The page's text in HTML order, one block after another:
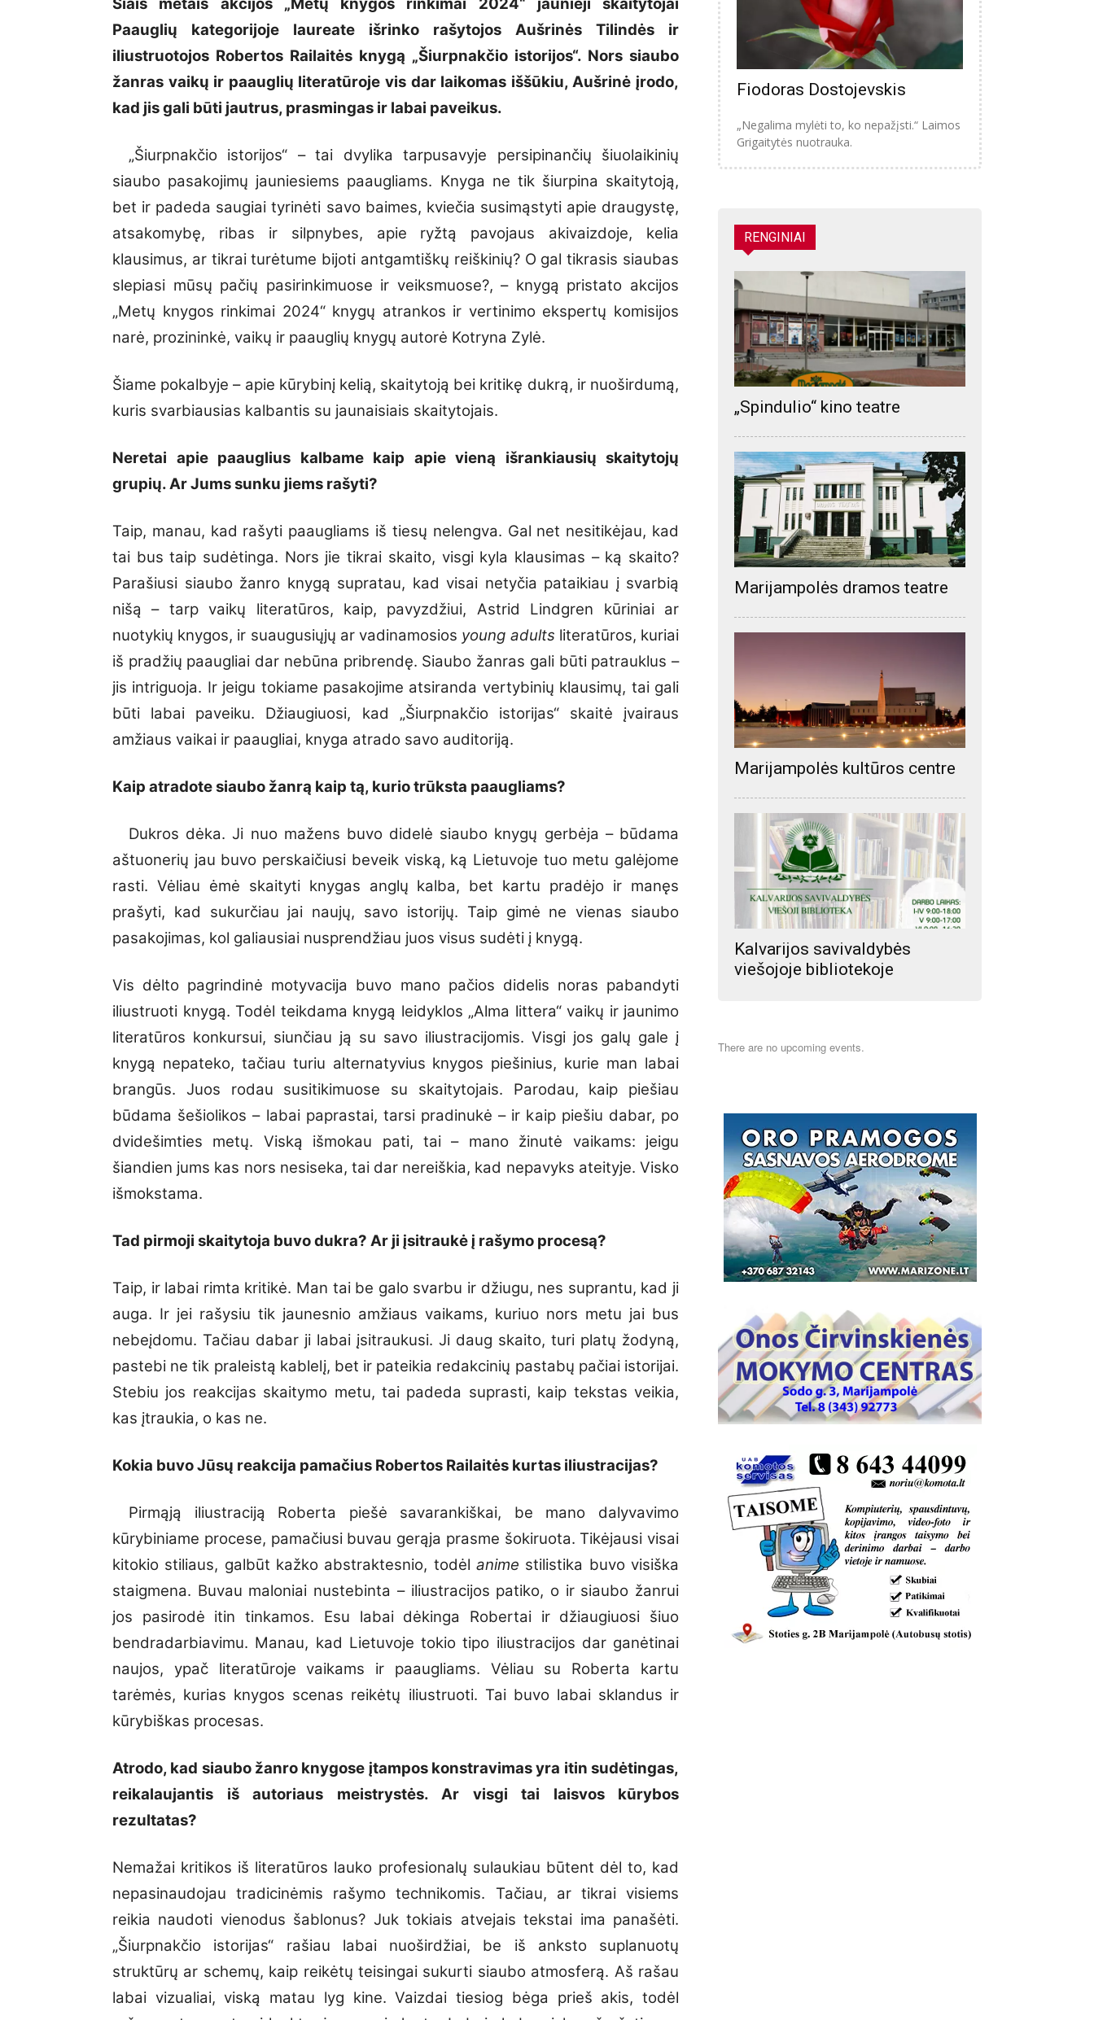
Paauglių kategorijoje laureate išrinko rašytojos Aušrinės Tilindės ir
iliustruotojos Robertos Railaitės knygą „Šiurpnakčio istorijos“. Nors siaubo
žanras vaikų ir paauglių literatūroje vis dar laikomas iššūkiu, Aušrinė įrodo,
kad jis gali būti jautrus, prasmingas ir labai paveikus.
„Šiurpnakčio istorijos“ – tai dvylika tarpusavyje persipinančių šiuolaikinių
siaubo pasakojimų jauniesiems paaugliams. Knyga ne tik šiurpina skaitytoją,
bet ir padeda saugiai tyrinėti savo baimes, kviečia susimąstyti apie draugystę,
atsakomybę, ribas ir silpnybes, apie ryžtą pavojaus akivaizdoje, kelia
klausimus, ar tikrai turėtume bijoti antgamtiškų reiškinių? O gal tikrasis siaubas
slepiasi mūsų pačių pasirinkimuose ir veiksmuose?, – knygą pristato akcijos
„Metų knygos rinkimai 2024“ knygų atrankos ir vertinimo ekspertų komisijos
narė, prozininkė, vaikų ir paauglių knygų autorė Kotryna Zylė.
Šiame pokalbyje – apie kūrybinį kelią, skaitytoją bei kritikę dukrą, ir nuoširdumą,
kuris svarbiausias kalbantis su jaunaisiais skaitytojais.
Neretai apie paauglius kalbame kaip apie vieną išrankiausių skaitytojų
grupių. Ar Jums sunku jiems rašyti?
Taip, manau, kad rašyti paaugliams iš tiesų nelengva. Gal net nesitikėjau, kad
tai bus taip sudėtinga. Nors jie tikrai skaito, visgi kyla klausimas – ką skaito?
Parašiusi siaubo žanro knygą supratau, kad visai netyčia pataikiau į svarbią
nišą – tarp vaikų literatūros, kaip, pavyzdžiui, Astrid Lindgren kūriniai ar
nuotykių knygos, ir suaugusiųjų ar vadinamosios young adults literatūros, kuriai
iš pradžių paaugliai dar nebūna pribrendę. Siaubo žanras gali būti patrauklus –
jis intriguoja. Ir jeigu tokiame pasakojime atsiranda vertybinių klausimų, tai gali
būti labai paveiku. Džiaugiuosi, kad „Šiurpnakčio istorijas“ skaitė įvairaus
amžiaus vaikai ir paaugliai, knyga atrado savo auditoriją.
Kaip atradote siaubo žanrą kaip tą, kurio trūksta paaugliams?
Dukros dėka. Ji nuo mažens buvo didelė siaubo knygų gerbėja – būdama
aštuonerių jau buvo perskaičiusi beveik viską, ką Lietuvoje tuo metu galėjome
rasti. Vėliau ėmė skaityti knygas anglų kalba, bet kartu pradėjo ir manęs
prašyti, kad sukurčiau jai naujų, savo istorijų. Taip gimė ne vienas siaubo
pasakojimas, kol galiausiai nusprendžiau juos visus sudėti į knygą.
Vis dėlto pagrindinė motyvacija buvo mano pačios didelis noras pabandyti
iliustruoti knygą. Todėl teikdama knygą leidyklos „Alma littera“ vaikų ir jaunimo
literatūros konkursui, siunčiau ją su savo iliustracijomis. Visgi jos galų gale į
knygą nepateko, tačiau turiu alternatyvius knygos piešinius, kurie man labai
brangūs. Juos rodau susitikimuose su skaitytojais. Parodau, kaip piešiau
būdama šešiolikos – labai paprastai, tarsi pradinukė – ir kaip piešiu dabar, po
dvidešimties metų. Viską išmokau pati, tai – mano žinutė vaikams: jeigu
šiandien jums kas nors nesiseka, tai dar nereiškia, kad nepavyks ateityje. Visko
išmokstama.
Tad pirmoji skaitytoja buvo dukra? Ar ji įsitraukė į rašymo procesą?
Taip, ir labai rimta kritikė. Man tai be galo svarbu ir džiugu, nes suprantu, kad ji
auga. Ir jei rašysiu tik jaunesnio amžiaus vaikams, kuriuo nors metu jai bus
nebeįdomu. Tačiau dabar ji labai įsitraukusi. Ji daug skaito, turi platų žodyną,
pastebi ne tik praleistą kablelį, bet ir pateikia redakcinių pastabų pačiai istorijai.
Stebiu jos reakcijas skaitymo metu, tai padeda suprasti, kaip tekstas veikia,
kas įtraukia, o kas ne.
Kokia buvo Jūsų reakcija pamačius Robertos Railaitės kurtas iliustracijas?
Pirmąją iliustraciją Roberta piešė savarankiškai, be mano dalyvavimo
kūrybiniame procese, pamačiusi buvau gerąja prasme šokiruota. Tikėjausi visai
kitokio stiliaus, galbūt kažko abstraktesnio, todėl anime stilistika buvo visiška
staigmena. Buvau maloniai nustebinta – iliustracijos patiko, o ir siaubo žanrui
jos pasirodė itin tinkamos. Esu labai dėkinga Robertai ir džiaugiuosi šiuo
bendradarbiavimu. Manau, kad Lietuvoje tokio tipo iliustracijos dar ganėtinai
naujos, ypač literatūroje vaikams ir paaugliams. Vėliau su Roberta kartu
tarėmės, kurias knygos scenas reikėtų iliustruoti. Tai buvo labai sklandus ir
kūrybiškas procesas.
Atrodo, kad siaubo žanro knygose įtampos konstravimas yra itin sudėtingas,
reikalaujantis iš autoriaus meistrystės. Ar visgi tai laisvos kūrybos
rezultatas?
Nemažai kritikos iš literatūros lauko profesionalų sulaukiau būtent dėl to, kad
nepasinaudojau tradicinėmis rašymo technikomis. Tačiau, ar tikrai visiems
reikia naudoti vienodus šablonus? Juk tokiais atvejais tekstai ima panašėti.
„Šiurpnakčio istorijas“ rašiau labai nuoširdžiai, be iš anksto suplanuotų
struktūrų ar schemų, kaip reikėtų teisingai sukurti siaubo atmosferą. Aš rašau
labai vizualiai, viską matau lyg kine. Vaizdai tiesiog bėga prieš akis, todėl
Fiodoras Dostojevskis
„Negalima mylėti to, ko nepažįsti.“ Laimos
Grigaitytės nuotrauka.
RENGINIAI
„Spindulio“ kino teatre
Marijampolės dramos teatre
Marijampolės kultūros centre
Kalvarijos savivaldybės
viešojoje bibliotekoje
There are no upcoming events.